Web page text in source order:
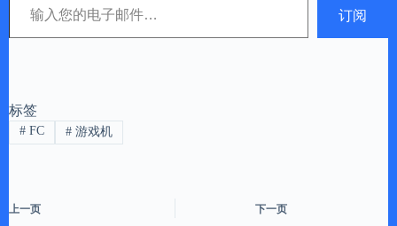
订阅
标签
#FC #游戏机
上一页 下一页